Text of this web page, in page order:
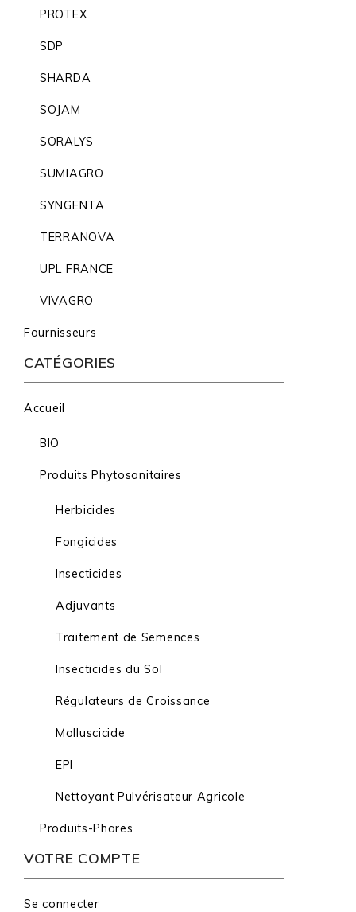
PROTEX
SDP
SHARDA
SOJAM
SORALYS
SUMIAGRO
SYNGENTA
TERRANOVA
UPL FRANCE
VIVAGRO
Fournisseurs
CATÉGORIES
Accueil
BIO
Produits Phytosanitaires
Herbicides
Fongicides
Insecticides
Adjuvants
Traitement de Semences
Insecticides du Sol
Régulateurs de Croissance
Molluscicide
EPI
Nettoyant Pulvérisateur Agricole
Produits-Phares
VOTRE COMPTE
Se connecter